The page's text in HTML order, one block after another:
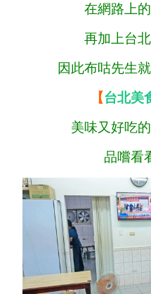
在網路上
再加上台
因此布咕先生
【台北美
美味又好吃
品嚐看